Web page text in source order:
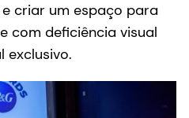
criar um espaço para
com deficiência visual
exclusivo.